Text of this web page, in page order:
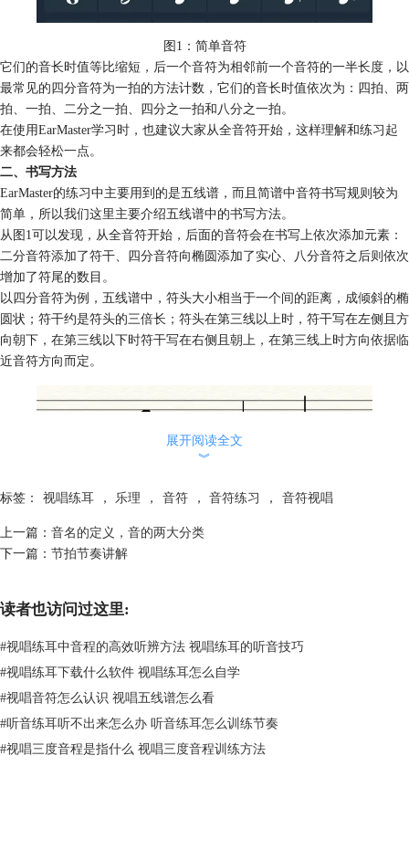
图1：简单音符
它们的音长时值等比缩短，后一个音符为相邻前一个音符的一半长度，以
最常见的四分音符为一拍的方法计数，它们的音长时值依次为：四拍、两
拍、一拍、二分之一拍、四分之一拍和八分之一拍。
在使用EarMaster学习时，也建议大家从全音符开始，这样理解和练习起
来都会轻松一点。
二、书写方法
EarMaster的练习中主要用到的是五线谱，而且简谱中音符书写规则较为
简单，所以我们这里主要介绍五线谱中的书写方法。
从图1可以发现，从全音符开始，后面的音符会在书写上依次添加元素：
二分音符添加了符干、四分音符向椭圆添加了实心、八分音符之后则依次
增加了符尾的数目。
以四分音符为例，五线谱中，符头大小相当于一个间的距离，成倾斜的椭
圆状；符干约是符头的三倍长；符头在第三线以上时，符干写在左侧且方
向朝下，在第三线以下时符干写在右侧且朝上，在第三线上时方向依据临
近音符方向而定。
图2：四分音符的书写
的，且应始终写在符干右侧。
展开阅读全文
︾
标签： 视唱练耳 ， 乐理 ， 音符 ， 音符练习 ， 音符视唱
上一篇： 音名的定义，音的两大分类
下一篇： 节拍节奏讲解
读者也访问过这里:
#视唱练耳中音程的高效听辨方法 视唱练耳的听音技巧
#视唱练耳下载什么软件 视唱练耳怎么自学
#视唱音符怎么认识 视唱五线谱怎么看
#听音练耳听不出来怎么办 听音练耳怎么训练节奏
#视唱三度音程是指什么 视唱三度音程训练方法